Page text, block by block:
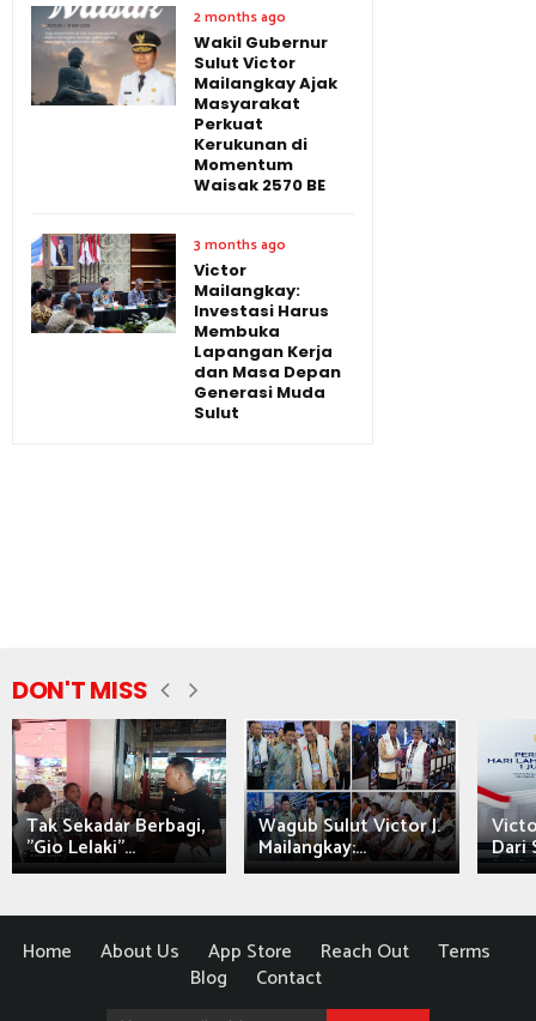
2 months ago
Wakil Gubernur
Sulut Victor
Mailangkay Ajak
Masyarakat
Perkuat
Kerukunan di
Momentum
Waisak 2570 BE
3 months ago
Victor
Mailangkay:
Investasi Harus
Membuka
Lapangan Kerja
dan Masa Depan
Generasi Muda
Sulut
DON'T MISS
Tak Sekadar Berbagi,
"Gio Lelaki"...
Wagub Sulut Victor J.
Mailangkay:... Dari
Home About Us App Store Reach Out
Terms
Blog
Contact